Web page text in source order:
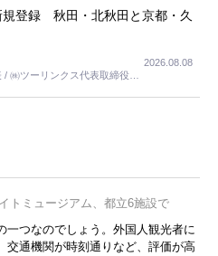
登録 秋田・北秋田と京都・久
㈱ツーリンクス代表取締役社
2026.08.08
トミュージアム、都立6施設で
一つなのでしょう。外国人観光者に
交通機関が時刻通りなど、評価が高